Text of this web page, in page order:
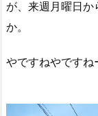
が、来週月曜日
か。
やですねやです